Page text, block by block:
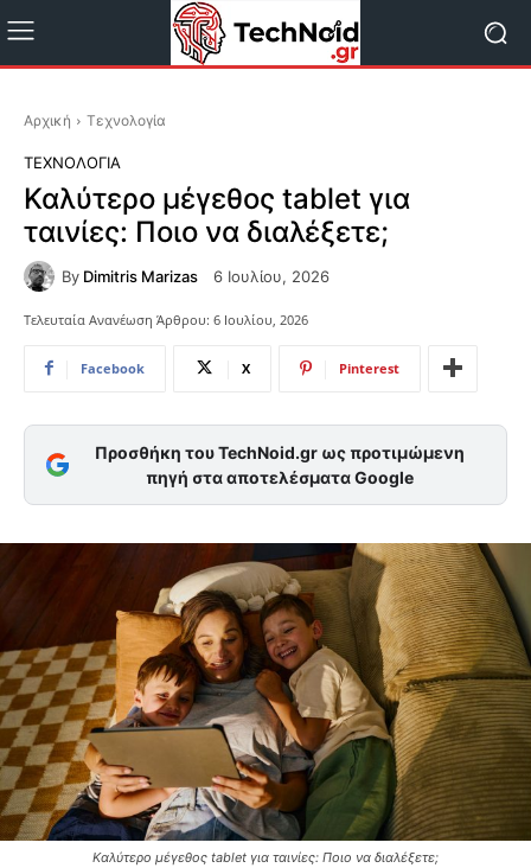
Αρχική Τεχνολογία
ΤΕΧΝΟΛΟΓΊΑ
Καλύτερο μέγεθος tablet για
ταινίες: Ποιο να διαλέξετε;
By Dimitris Marizas 6 Ιουλίου, 2026
Τελευταία Ανανέωση Άρθρου: 6 Ιουλίου, 2026
Facebook X Pinterest
Προσθήκη του TechNoid.gr ως προτιμώμενη
πηγή στα αποτελέσματα Google
Καλύτερο μέγεθος tablet για ταινίες: Ποιο να διαλέξετε;